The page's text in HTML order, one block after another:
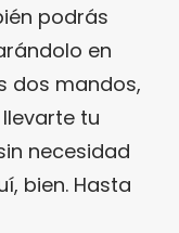
podrás
en
dos mandos,
tu
necesidad
bien. Hasta